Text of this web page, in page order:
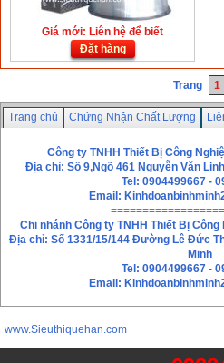
Giá mới: Liên hệ để biết
Đặt hàng
Trang 1
Trang chủ Chứng Nhận Chất Lượng
Công ty TNHH Thiết Bị Công
Địa chỉ: Số 9,Ngõ 461 Nguyễn Văn
Tel: 0904499667 -
Email:
Chi nhánh Công ty TNHH Thiết Bị
Địa chỉ: Số 1331/15/144 Đường Lê Đức
Minh
Tel: 0904499667 -
Email:
www.Sieuthiquehan.com